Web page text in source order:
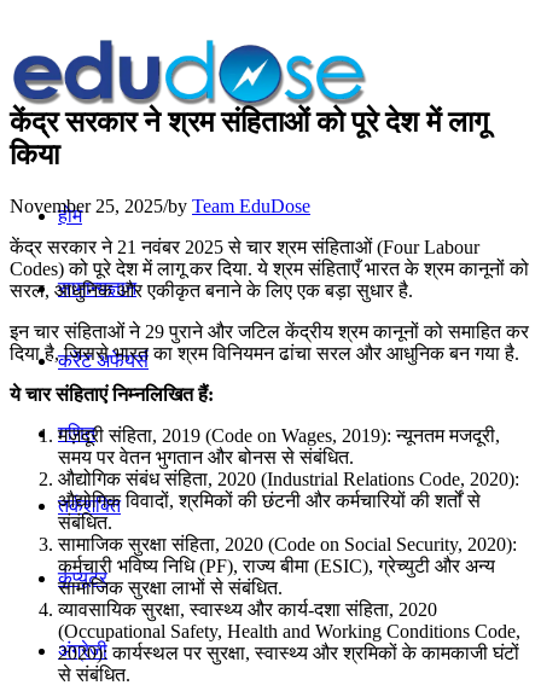
होम
सामान्यज्ञान
करेंट अफेयर्स
गणित
तर्कशक्ति
कंप्यूटर
अंग्रेजी
केंद्र सरकार ने श्रम संहिताओं को पूरे देश में लागू
किया
November 25, 2025/by Team EduDose
केंद्र सरकार ने 21 नवंबर 2025 से चार श्रम संहिताओं (Four Labour
Codes) को पूरे देश में लागू कर दिया. ये श्रम संहिताएँ भारत के श्रम कानूनों को
सरल, आधुनिक और एकीकृत बनाने के लिए एक बड़ा सुधार है.
इन चार संहिताओं ने 29 पुराने और जटिल केंद्रीय श्रम कानूनों को समाहित कर
दिया है, जिससे भारत का श्रम विनियमन ढांचा सरल और आधुनिक बन गया है.
ये चार संहिताएं निम्नलिखित हैं:
मज़दूरी संहिता, 2019 (Code on Wages, 2019): न्यूनतम मजदूरी,
समय पर वेतन भुगतान और बोनस से संबंधित.
औद्योगिक संबंध संहिता, 2020 (Industrial Relations Code, 2020):
औद्योगिक विवादों, श्रमिकों की छंटनी और कर्मचारियों की शर्तों से
संबंधित.
सामाजिक सुरक्षा संहिता, 2020 (Code on Social Security, 2020):
कर्मचारी भविष्य निधि (PF), राज्य बीमा (ESIC), ग्रेच्युटी और अन्य
सामाजिक सुरक्षा लाभों से संबंधित.
व्यावसायिक सुरक्षा, स्वास्थ्य और कार्य-दशा संहिता, 2020
(Occupational Safety, Health and Working Conditions Code,
2020): कार्यस्थल पर सुरक्षा, स्वास्थ्य और श्रमिकों के कामकाजी घंटों
से संबंधित.